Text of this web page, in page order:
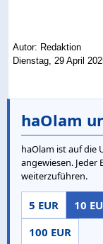
Autor: Redaktion
Dienstag, 29 April
haOlam
haOlam ist auf die
angewiesen.
weiterzuführen.
5 EUR 10
100 EUR